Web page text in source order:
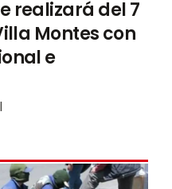
realizará del 7
Montes con
e